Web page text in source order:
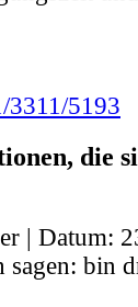
3311/5193
die
| Datum:
sagen: bin